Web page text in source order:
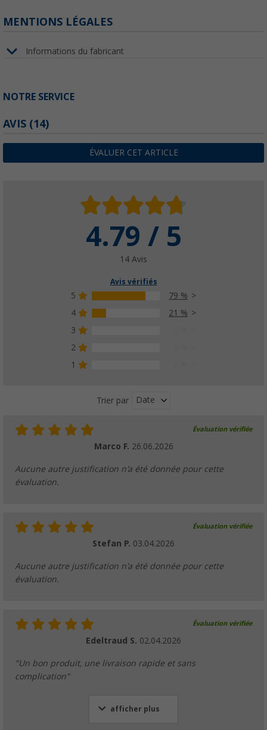
MENTIONS LÉGALES
Informations du fabricant
NOTRE SERVICE
AVIS (14)
ÉVALUER CET ARTICLE
4.79 / 5
14 Avis
Avis vérifiés
5
79 %
4
21 %
3
2
1
Trier par Date
Évaluation vérifiée
Marco F. 26.06.2026
Aucune autre justification n'a été donnée pour cette
évaluation.
Évaluation vérifiée
Stefan P. 03.04.2026
Aucune autre justification n'a été donnée pour cette
évaluation.
Évaluation vérifiée
Edeltraud S. 02.04.2026
"Un bon produit, une livraison rapide et sans
complication"
afficher plus